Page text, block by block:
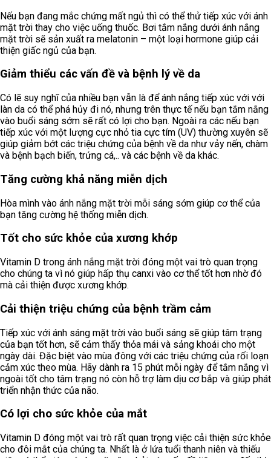
Nếu bạn đang mắc chứng mất ngủ thì có thể thử tiếp xúc với ánh
mặt trời thay cho việc uống thuốc. Bơi tắm nắng dưới ánh nắng
mặt trời sẽ sản xuất ra melatonin – một loại hormone giúp cải
thiện giấc ngủ của bạn.
Giảm thiểu các vấn đề và bệnh lý về da
Có lẽ suy nghĩ của nhiều bạn vẫn là để ánh nắng tiếp xúc với với
làn da có thể phá hủy đi nó, nhưng trên thực tế nếu bạn tắm nắng
vào buổi sáng sớm sẽ rất có lợi cho bạn. Ngoài ra các nếu bạn
tiếp xúc với một lượng cực nhỏ tia cực tím (UV) thường xuyên sẽ
giúp giảm bớt các triệu chứng của bệnh về da như vảy nến, chàm
và bệnh bạch biến, trứng cá,.. và các bệnh về da khác.
Tăng cường khả năng miễn dịch
Hòa mình vào ánh nắng mặt trời mỗi sáng sớm giúp cơ thể của
bạn tăng cường hệ thống miễn dịch.
Tốt cho sức khỏe của xương khớp
Vitamin D trong ánh nắng mặt trời đóng một vai trò quan trọng
cho chúng ta vì nó giúp hấp thụ canxi vào cơ thể tốt hơn nhờ đó
mà cải thiện được xương khớp.
Cải thiện triệu chứng của bệnh trầm cảm
Tiếp xúc với ánh sáng mặt trời vào buổi sáng sẽ giúp tâm trạng
của bạn tốt hơn, sẽ cảm thấy thỏa mái và sảng khoái cho một
ngày dài. Đặc biệt vào mùa đông với các triệu chứng của rối loạn
cảm xúc theo mùa. Hãy dành ra 15 phút mỗi ngày để tắm nắng vì
ngoài tốt cho tâm trạng nó còn hỗ trợ làm dịu cơ bắp và giúp phát
triển nhận thức của não.
Có lợi cho sức khỏe của mắt
Vitamin D đóng một vai trò rất quan trọng việc cải thiện sức khỏe
cho đôi mắt của chúng ta. Nhất là ở lứa tuổi thanh niên và thiếu